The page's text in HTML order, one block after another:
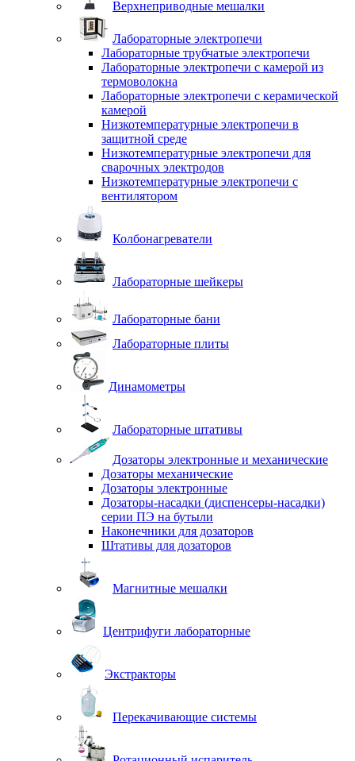
Верхнеприводные мешалки
Лабораторные электропечи
Лабораторные трубчатые электропечи
Лабораторные электропечи с камерой из
термоволокна
Лабораторные электропечи с керамической
камерой
Низкотемпературные электропечи в
защитной среде
Низкотемпературные электропечи для
cварочных электродов
Низкотемпературные электропечи с
вентилятором
Колбонагреватели
Лабораторные шейкеры
Лабораторные бани
Лабораторные плиты
Динамометры
Лабораторные штативы
Дозаторы электронные и механические
Дозаторы механические
Дозаторы электронные
Дозаторы-насадки (диспенсеры-насадки)
серии ПЭ на бутыли
Наконечники для дозаторов
Штативы для дозаторов
Магнитные мешалки
Центрифуги лабораторные
Экстракторы
Перекачивающие системы